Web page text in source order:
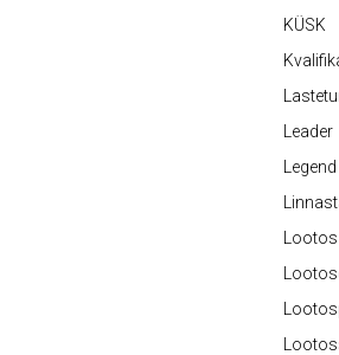
KÜSK
Leader
Legend